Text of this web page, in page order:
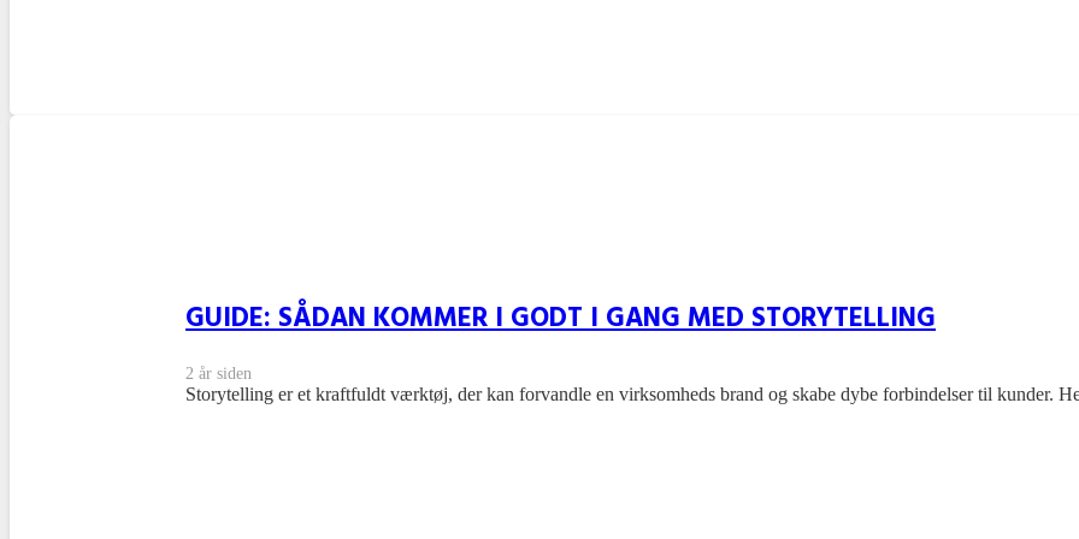
GUIDE: SÅDAN KOMMER I GODT I GANG MED STORYTELLING
2 år siden
Storytelling er et kraftfuldt værktøj, der kan forvandle en virksomheds brand og skabe dybe forbindelser til kunder.